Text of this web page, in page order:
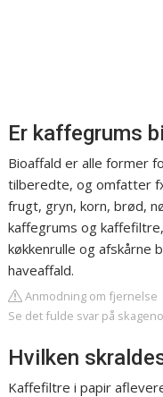
Er kaffegrums
Bioaffald er alle former
tilberedte, og omfatter
frugt, gryn, korn, brød,
kaffegrums og
køkkenrulle og afskårne
haveaffald.
Anmodning om fjernelse
Se det fulde svar på
Hvilken
Kaffefiltre i papir